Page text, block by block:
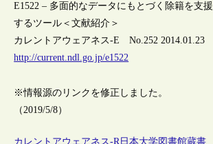
E1522 – 多面的なデータにもとづく除籍を支援
するツール＜文献紹介＞
カレントアウェアネス-E No.252 2014.01.23
http://current.ndl.go.jp/e1522
※情報源のリンクを修正しました。
（2019/5/8）
カレントアウェアネス-R 日本大学図書館蔵書